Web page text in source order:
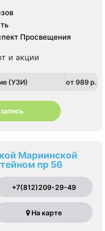
Просвещения
и акции
(УЗИ) от 989 p.
Мариинской
пр 56
+7(812)209-29-49
На карте